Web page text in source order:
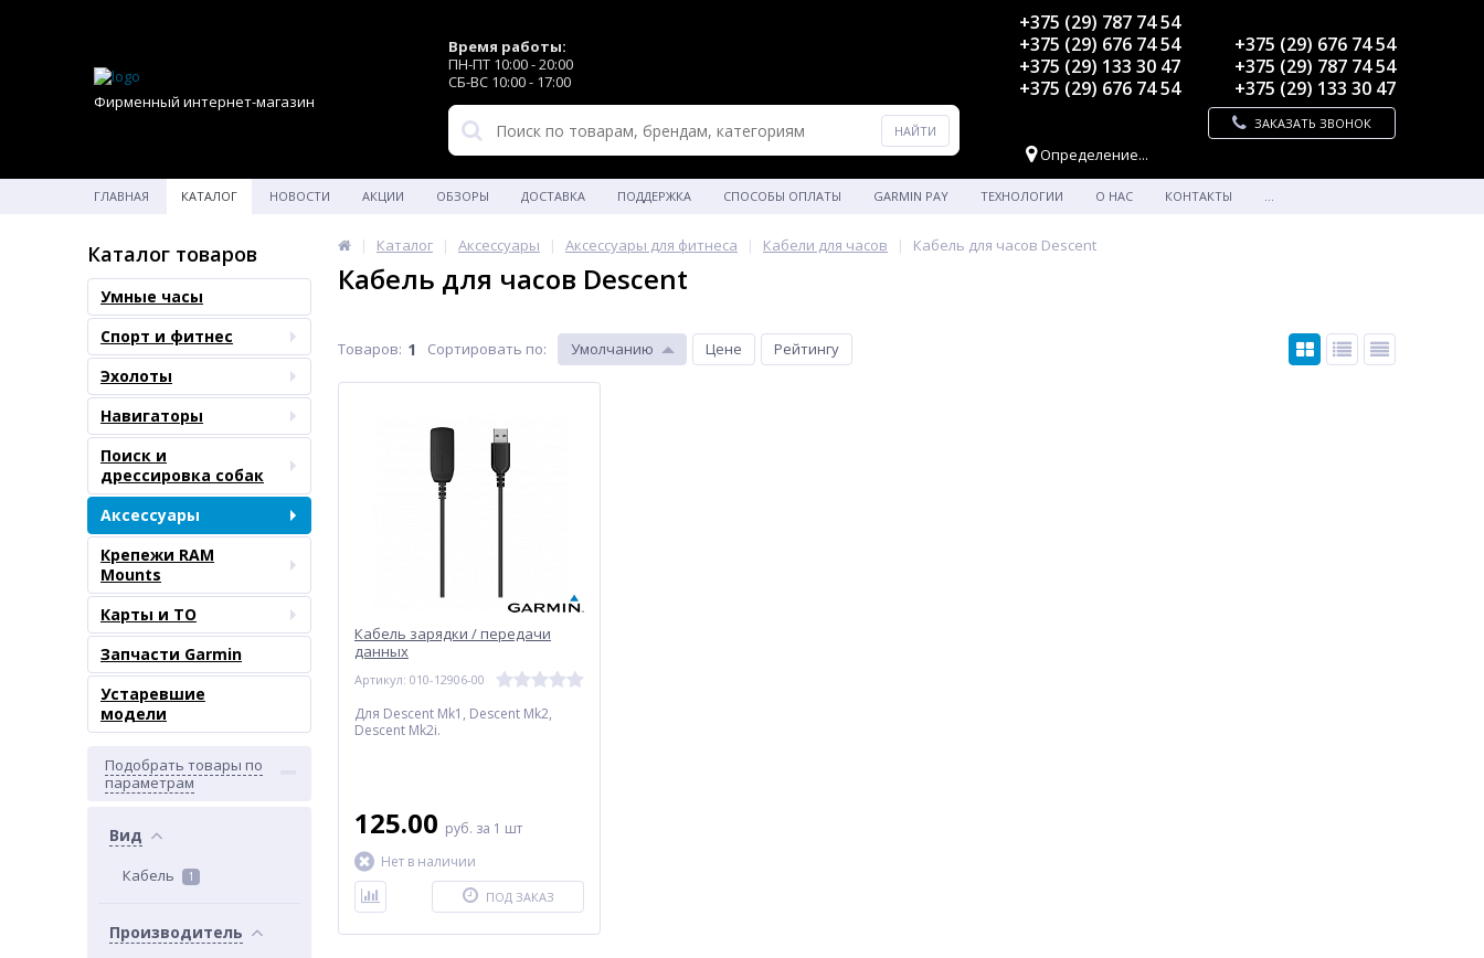
Фирменный интернет-магазин
Время работы:
ПН-ПТ 10:00 - 20:00
СБ-ВС 10:00 - 17:00
+375 (29) 787 74 54
+375 (29) 676 74 54
+375 (29) 133 30 47
+375 (29) 676 74 54
Определение...
+375 (29) 676 74 54
+375 (29) 787 74 54
+375 (29) 133 30 47
ЗАКАЗАТЬ ЗВОНОК
ГЛАВНАЯ КАТАЛОГ НОВОСТИ АКЦИИ ОБЗОРЫ ДОСТАВКА ПОДДЕРЖКА СПОСОБЫ ОПЛАТЫ GARMIN PAY ТЕХНОЛОГИИ О НАС КОНТАКТЫ ...
Каталог товаров
Умные часы
Спорт и фитнес
Эхолоты
Навигаторы
Поиск и
дрессировка собак
Аксессуары
Крепежи RAM
Mounts
Карты и ТО
Запчасти Garmin
Устаревшие
модели
Подобрать товары по
параметрам
Вид
Кабель 1
Производитель
Каталог Аксессуары Аксессуары для фитнеса Кабели для часов Кабель для часов Descent
Кабель для часов Descent
Товаров: 1 Сортировать по: Умолчанию Цене Рейтингу
Кабель зарядки / передачи
данных
Артикул: 010-12906-00
Для Descent Mk1, Descent Mk2,
Descent Mk2i.
125.00 руб. за 1 шт
Нет в наличии
ПОД ЗАКАЗ